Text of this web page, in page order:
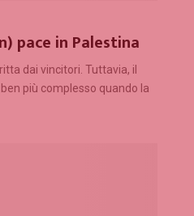
pace in Palestina
dai vincitori. Tuttavia, il
più complesso quando la